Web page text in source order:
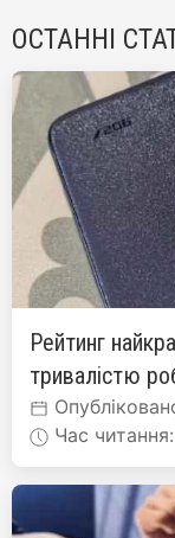
ОСТАННІ
Рейтинг
тривалістю
Час